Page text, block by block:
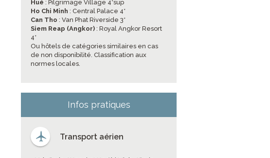
Hué : Pilgrimage Village 4*sup
Ho Chi Minh : Central Palace 4*
Can Tho : Van Phat Riverside 3*
Siem Reap (Angkor) : Royal Angkor Resort
4*
Ou hôtels de catégories similaires en cas
de non disponibilité. Classification aux
normes locales.
Infos pratiques
Transport aérien